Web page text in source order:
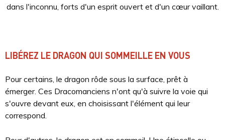
dans l'inconnu, forts d'un esprit ouvert et d'un cœur vaillant.
LIBÉREZ LE DRAGON QUI SOMMEILLE EN VOUS
Pour certains, le dragon rôde sous la surface, prêt à
émerger. Ces Dracomanciens n'ont qu'à suivre la voie qui
s'ouvre devant eux, en choisissant l'élément qui leur
correspond.